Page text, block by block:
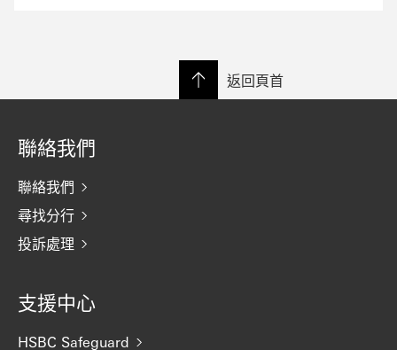
返回頁首
聯絡我們
聯絡我們
尋找分行
投訴處理
支援中心
HSBC Safeguard